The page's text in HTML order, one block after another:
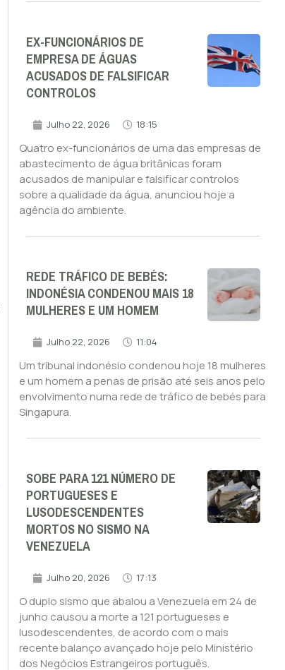
EX-FUNCIONÁRIOS DE
EMPRESA DE ÁGUAS
ACUSADOS DE FALSIFICAR
CONTROLOS
Julho 22, 2026 18:15
Quatro ex-funcionários de uma das empresas de
abastecimento de água britânicas foram
acusados de manipular e falsificar controlos
sobre a qualidade da água, anunciou hoje a
agência do ambiente.
REDE TRÁFICO DE BEBÉS:
INDONÉSIA CONDENOU MAIS 18
MULHERES E UM HOMEM
Julho 22, 2026 11:04
Um tribunal indonésio condenou hoje 18 mulheres
e um homem a penas de prisão até seis anos pelo
envolvimento numa rede de tráfico de bebés para
Singapura.
SOBE PARA 121 NÚMERO DE
PORTUGUESES E
LUSODESCENDENTES
MORTOS NO SISMO NA
VENEZUELA
Julho 20, 2026 17:13
O duplo sismo que abalou a Venezuela em 24 de
junho causou a morte a 121 portugueses e
lusodescendentes, de acordo com o mais
recente balanço avançado hoje pelo Ministério
dos Negócios Estrangeiros português.